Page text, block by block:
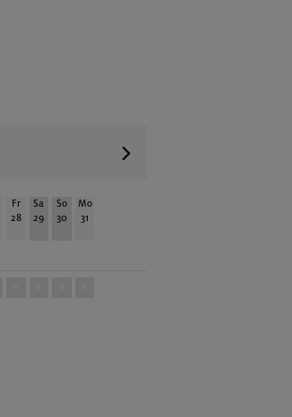
Fr
28
Sa
29
So
30
Mo
31